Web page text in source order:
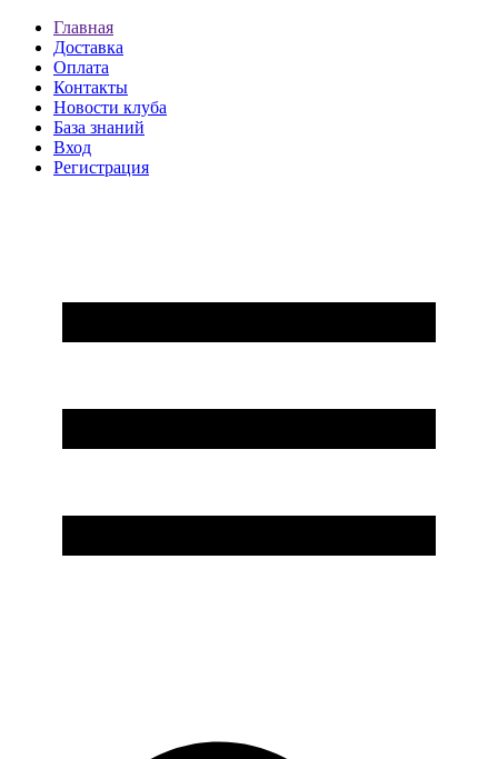
Главная
Доставка
Оплата
Контакты
Новости клуба
База знаний
Вход
Регистрация